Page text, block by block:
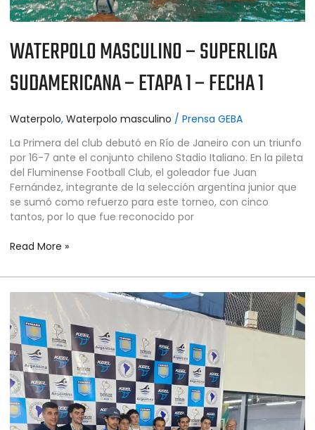
WATERPOLO MASCULINO – SUPERLIGA
SUDAMERICANA – ETAPA 1 – FECHA 1
Waterpolo, Waterpolo masculino / Prensa GEBA
La Primera del club debutó en Río de Janeiro con un triunfo
por 16-7 ante el conjunto chileno Stadio Italiano. En la pileta
del Fluminense Football Club, el goleador fue Juan
Fernández, integrante de la selección argentina junior que
se sumó como refuerzo para este torneo, con cinco
tantos, por lo que fue reconocido por
Read More »
WATERPOLO
MASCULINO
–
SUPERLIGA
SUDAMERICANA
–
ETAPA
2